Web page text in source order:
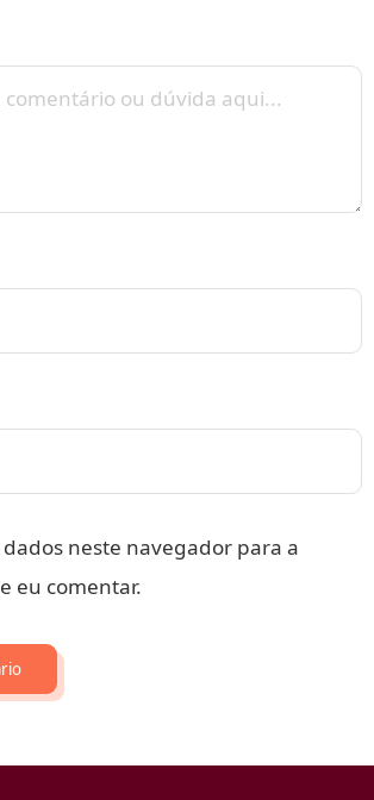
dados neste navegador para a
eu comentar.